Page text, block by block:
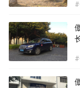
#
#